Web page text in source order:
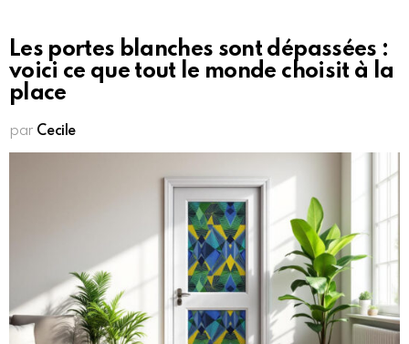
Les portes blanches sont dépassées :
voici ce que tout le monde choisit à la
place
par Cecile